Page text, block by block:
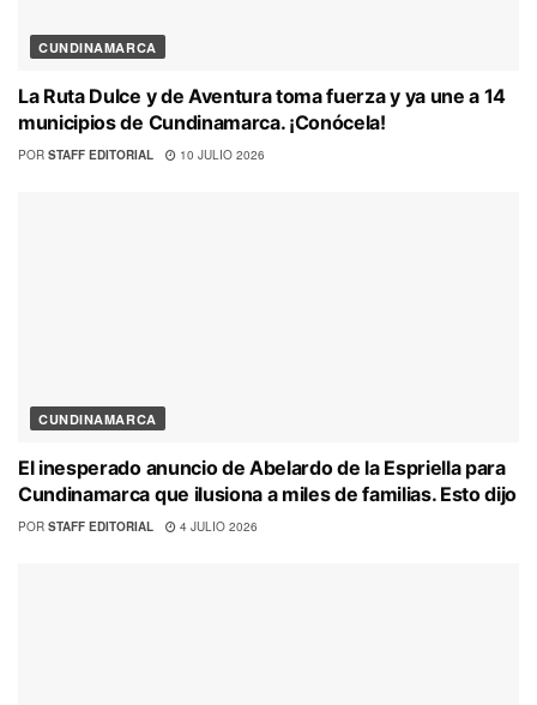
CUNDINAMARCA
La Ruta Dulce y de Aventura toma fuerza y ya une a 14
municipios de Cundinamarca. ¡Conócela!
POR STAFF EDITORIAL 10 JULIO 2026
CUNDINAMARCA
El inesperado anuncio de Abelardo de la Espriella para
Cundinamarca que ilusiona a miles de familias. Esto dijo
POR STAFF EDITORIAL 4 JULIO 2026